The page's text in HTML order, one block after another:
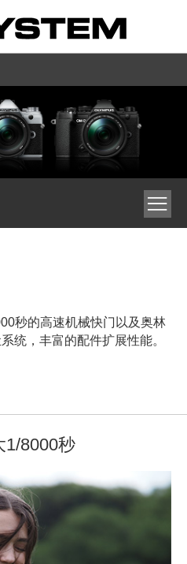
秒的高速机械快门以及奥林
统，丰富的配件扩展性能。
1/8000秒